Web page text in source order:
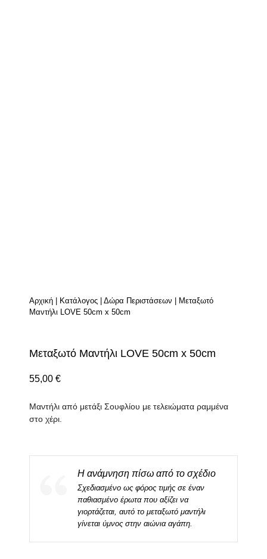
Αρχική | Κατάλογος | Δώρα Περιστάσεων | Μεταξωτό
Μαντήλι LOVE 50cm x 50cm
Μεταξωτό Μαντήλι LOVE 50cm x 50cm
55,00 €
Μαντήλι από μετάξι Σουφλίου με τελειώματα ραμμένα
στο χέρι.
Η ανάμνηση πίσω από το σχέδιο
Σχεδιασμένο ως φόρος τιμής σε έναν
παθιασμένο έρωτα που αξίζει να
γιορτάζεται, αυτό το μεταξωτό μαντήλι
γίνεται ύμνος στην αιώνια αγάπη.